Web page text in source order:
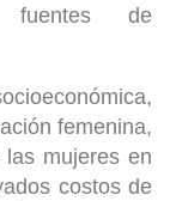
fuentes de
femenina,
las mujeres en
costos de